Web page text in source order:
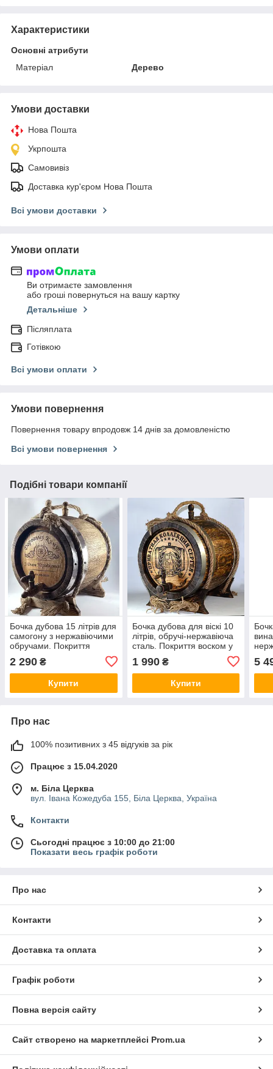
Характеристики
Основні атрибути
Матеріал
Дерево
Умови доставки
Нова Пошта
Укрпошта
Самовивіз
Доставка кур'єром Нова Пошта
Всі умови доставки
Умови оплати
Ви отримаєте замовлення
або гроші повернуться на вашу картку
Детальніше
Післяплата
Готівкою
Всі умови оплати
Умови повернення
Повернення товару впродовж 14 днів за домовленістю
Всі умови повернення
Подібні товари компанії
Бочка дубова 15 літрів для
самогону з нержавіючими
обручами. Покриття
2 290 ₴
Купити
Бочка дубова для віскі 10
літрів, обручі-нержавіюча
сталь. Покриття воском у
1 990₴
Купити
5
Про нас
100% позитивних з 45 відгуків за рік
Працює з 15.04.2020
м. Біла Церква
вул. Івана Кожедуба 155, Біла Церква, Україна
Контакти
Сьогодні працює з 10:00 до 21:00
Показати весь графік роботи
Про нас
Контакти
Доставка та оплата
Графік роботи
Повна версія сайту
Сайт створено на маркетплейсі Prom.ua